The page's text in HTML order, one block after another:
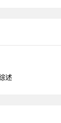
述